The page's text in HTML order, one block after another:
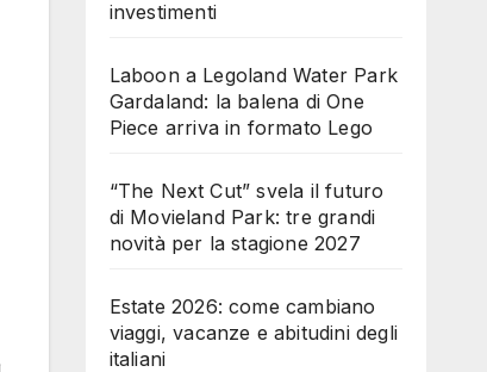
investimenti
Laboon a Legoland Water Park
Gardaland: la balena di One
Piece arriva in formato Lego
“The Next Cut” svela il futuro
di Movieland Park: tre grandi
novità per la stagione 2027
Estate 2026: come cambiano
viaggi, vacanze e abitudini degli
italiani